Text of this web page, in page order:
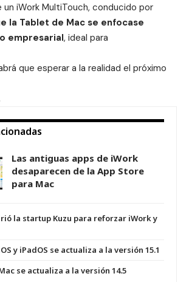
iWork MultiTouch, conducido por
la Tablet de Mac se enfocase
empresarial, ideal para
que esperar a la realidad el próximo
Las antiguas apps de iWork
desaparecen de la App Store
para Mac
la startup Kuzu para reforzar iWork y
y iPadOS se actualiza a la versión 15.1
se actualiza a la versión 14.5